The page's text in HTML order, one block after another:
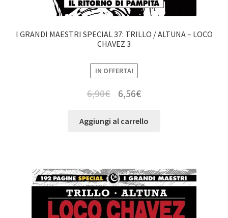
I GRANDI MAESTRI SPECIAL 37: TRILLO / ALTUNA – LOCO
CHAVEZ 3
IN OFFERTA!
6,90€ 6,56€
Aggiungi al carrello